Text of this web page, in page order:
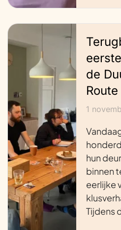
de
1
hun
binnen
eerlijke
Tijdens